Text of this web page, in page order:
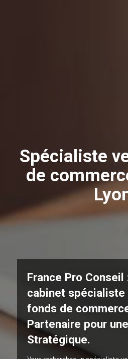
Spécialiste
de
France Pro Conseil
cabinet spécialiste
fonds de
Partenaire pour
Stratégique.